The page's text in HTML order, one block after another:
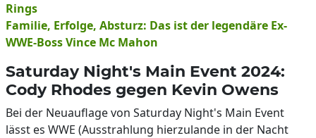
Rings
Familie, Erfolge, Absturz: Das ist der legendäre Ex-
WWE-Boss Vince Mc Mahon
Saturday Night's Main Event 2024:
Cody Rhodes gegen Kevin Owens
Bei der Neuauflage von Saturday Night's Main Event
lässt es WWE (Ausstrahlung hierzulande in der Nacht